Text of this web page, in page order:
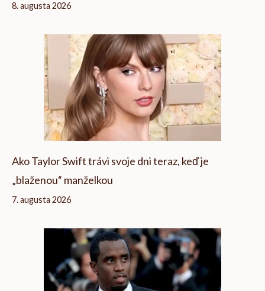
8. augusta 2026
Ako Taylor Swift trávi svoje dni teraz, keď je
„blaženou“ manželkou
7. augusta 2026